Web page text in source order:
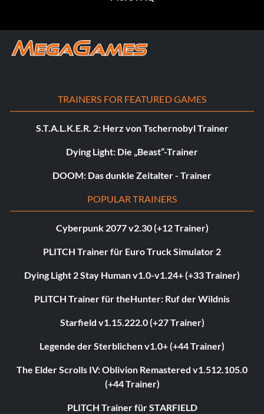
TRAINERS FOR FEATURED GAMES
S.T.A.L.K.E.R. 2: Herz von Tschernobyl Trainer
Dying Light: Die „Beast“-Trainer
DOOM: Das dunkle Zeitalter - Trainer
POPULAR TRAINERS
Cyberpunk 2077 v2.30 (+12 Trainer)
PLITCH Trainer für Euro Truck Simulator 2
Dying Light 2 Stay Human v1.0-v1.24+ (+33 Trainer)
PLITCH Trainer für theHunter: Ruf der Wildnis
Starfield v1.15.222.0 (+27 Trainer)
Legende der Sterblichen v1.0+ (+44 Trainer)
The Elder Scrolls IV: Oblivion Remastered v1.512.105.0
(+44 Trainer)
PLITCH Trainer für STARFIELD